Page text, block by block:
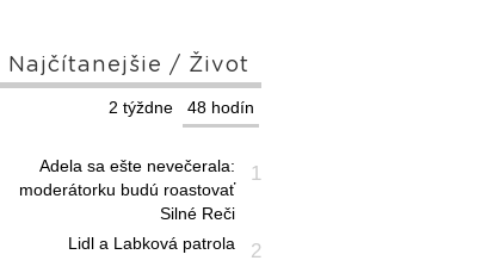
Najčítanejšie / Život
48 hodín
2 týždne
1
Adela sa ešte nevečerala:
moderátorku budú roastovať
Silné Reči
2
Lidl a Labková patrola